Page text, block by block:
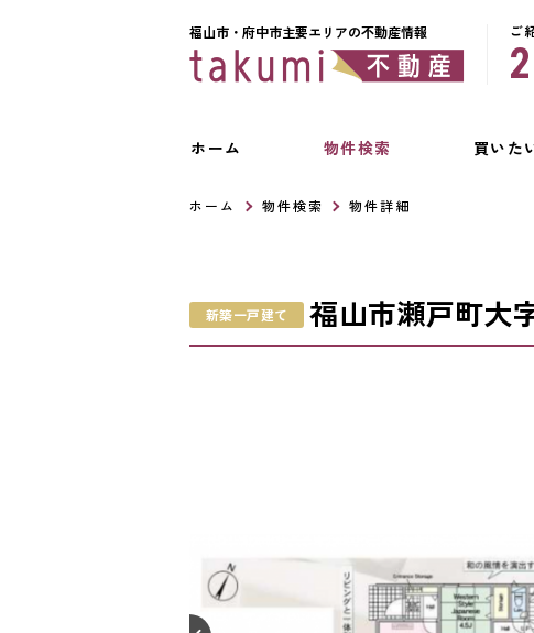
ご
福山市・府中市主要エリアの不動産情報
ホーム 物件検索 買いた
ホーム 物件検索 物件詳細
新築一戸建て 福山市瀬戸町大